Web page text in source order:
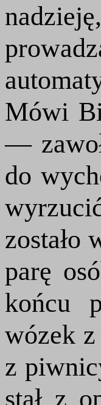
Mówi
—
do
zostało
parę
końcu
wózek
z
stał z